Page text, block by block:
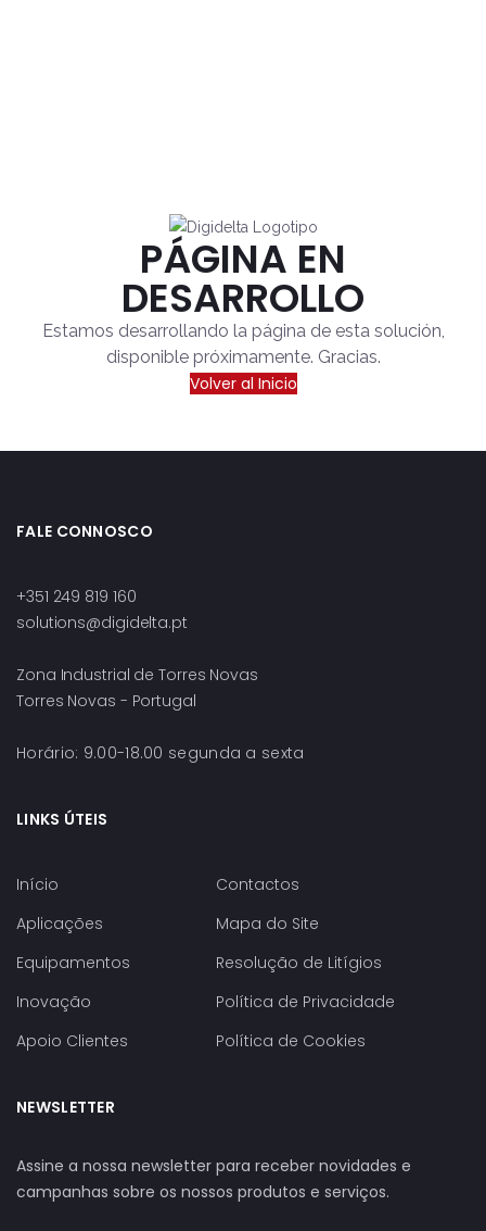
PÁGINA EN
DESARROLLO
Estamos desarrollando la página de esta solución,
disponible próximamente. Gracias.
Volver al Inicio
FALE CONNOSCO
+351 249 819 160
solutions@digidelta.pt
Zona Industrial de Torres Novas
Torres Novas - Portugal
Horário: 9.00-18.00 segunda a sexta
LINKS ÚTEIS
Início
Aplicações
Equipamentos
Inovação
Apoio Clientes
Contactos
Mapa do Site
Resolução de Litígios
Política de Privacidade
Política de Cookies
NEWSLETTER
Assine a nossa newsletter para receber novidades e
campanhas sobre os nossos produtos e serviços.